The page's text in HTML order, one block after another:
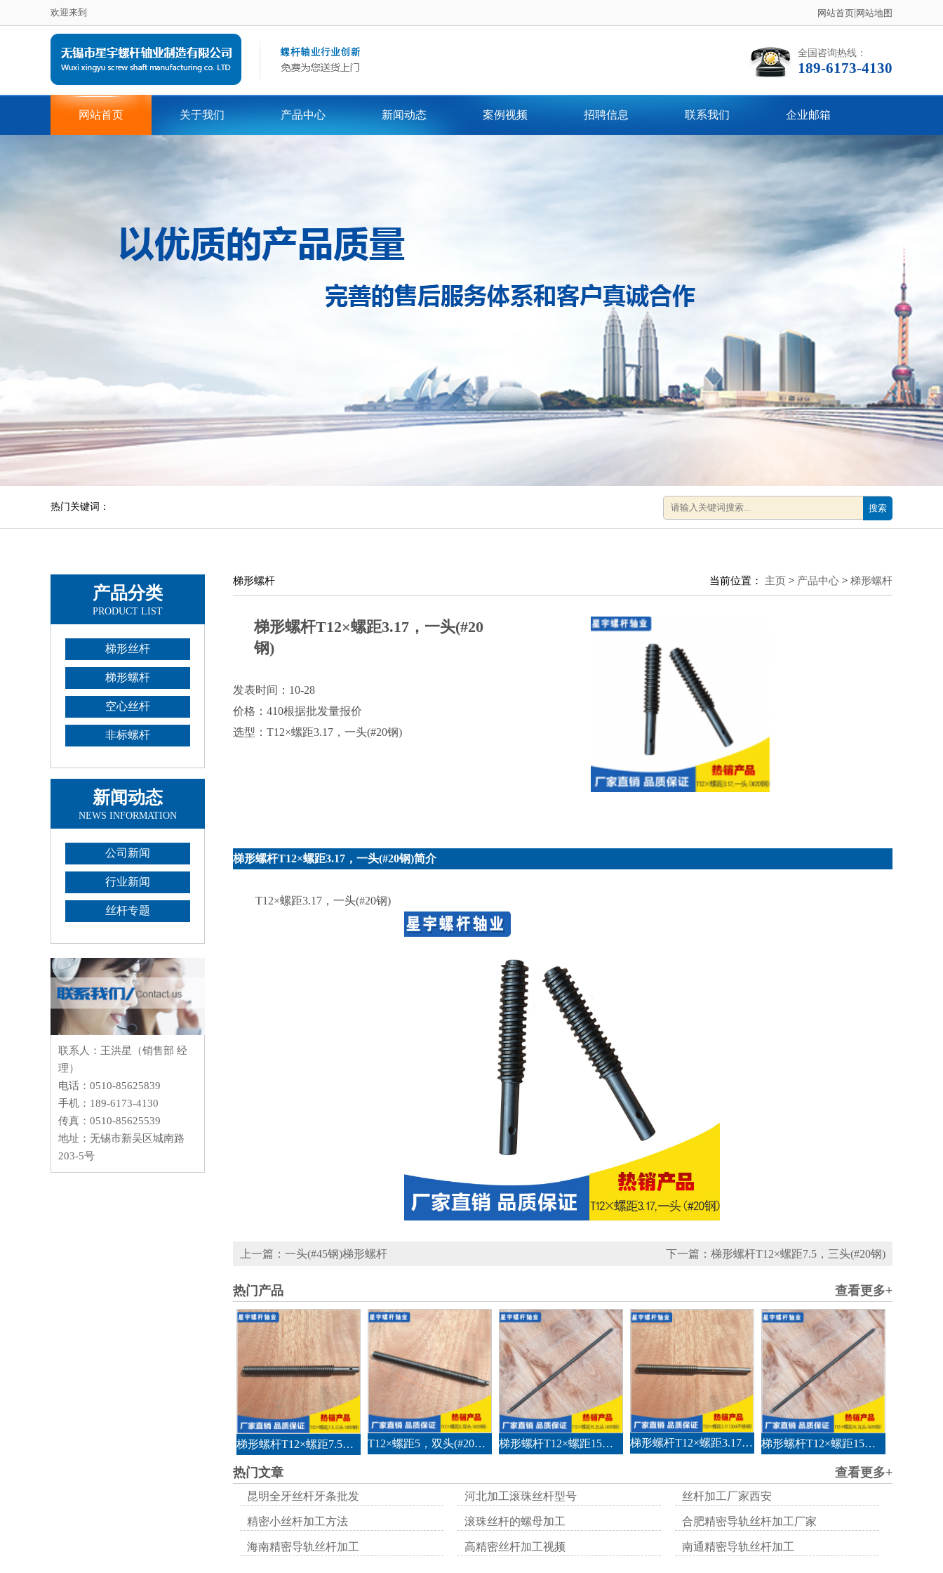
欢迎来到 网站首页| 网站地图
全国咨询热线：
189-6173-4130
网站首页 关于我们 产品中心 新闻动态 案例视频 招聘信息 联系我们 企业邮箱
热门关键词： 搜索
产品分类
PRODUCT LIST
梯形丝杆
梯形螺杆
空心丝杆
非标螺杆
新闻动态
NEWS INFORMATION
公司新闻
行业新闻
丝杆专题
联系人：王洪星（销售部 经
理）
电话：0510-85625839
手机：189-6173-4130
传真：0510-85625539
地址：无锡市新吴区城南路
203-5号
梯形螺杆 当前位置： 主页 > 产品中心 > 梯形螺杆
梯形螺杆T12×螺距3.17，一头(#20
钢)
发表时间：10-28
价格： 410根据批发量报价
选型：T12×螺距3.17，一头(#20钢)
梯形螺杆T12×螺距3.17，一头(#20钢)简介
T12×螺距3.17，一头(#20钢)
上一篇：一头(#45钢)梯形螺杆 下一篇：梯形螺杆T12×螺距7.5，三头(#20钢)
热门产品 查看更多+
梯形螺杆T12×螺距7.5，三头(#20钢) T12×螺距5，双头(#20钢)梯形螺杆 梯形螺杆T12×螺距15，五头（#20钢） 梯形螺杆T12×螺距3.17（304不锈钢） 梯形螺杆T12×螺距15，五头（#20钢）
热门文章 查看更多+
昆明全牙丝杆牙条批发 河北加工滚珠丝杆型号 丝杆加工厂家西安
精密小丝杆加工方法 滚珠丝杆的螺母加工 合肥精密导轨丝杆加工厂家
海南精密导轨丝杆加工 高精密丝杆加工视频 南通精密导轨丝杆加工